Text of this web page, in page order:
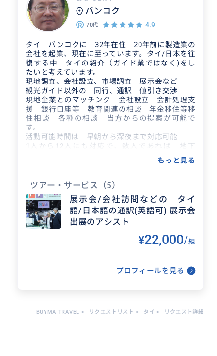
バンコク
70代 4.9
タイ バンコクに 32年在住 20年前に製造業の
会社を起業、現在に至っています。タイ/日本を往
復する中 タイの紹介（ガイド業ではなく)をし
たいと考えています。
現地調査、会社設立、市場調査 展示会など
観光ガイド以外の 同行、通訳 値引き交渉
現地企業とのマッチング 会社設立 会計処理支
援 銀行口座等 教育関連の相談 年金移住等移
住相談 各種の相談 当方からの提案が可能で
す。
活動可能時間は 早朝から深夜まで対応可能
1人から12人にも対応で、数人であれば 地下
鉄、高架鉄道を利用 車は輸送事業者用のバン
（9-12人 特別な6人も可)を使用して 私は運転
しません。車だけの手配はしていません。（車代
金だけだと他のレンタカーより安いと思います。)
もっと見る
ツアー・サービス
（5）
展示会/会社訪問などの タイ
語/日本語の通訳(英語可) 展示会
出展のアシスト
¥22,000/組
プロフィールを見る
BUYMA TRAVEL > リクエストリスト > タイ > リクエスト詳細